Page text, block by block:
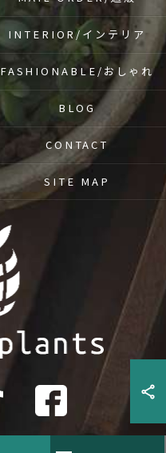
INTERIOR/インテリア
FASHIONABLE/おしゃれ
BLOG
CONTACT
SITE MAP